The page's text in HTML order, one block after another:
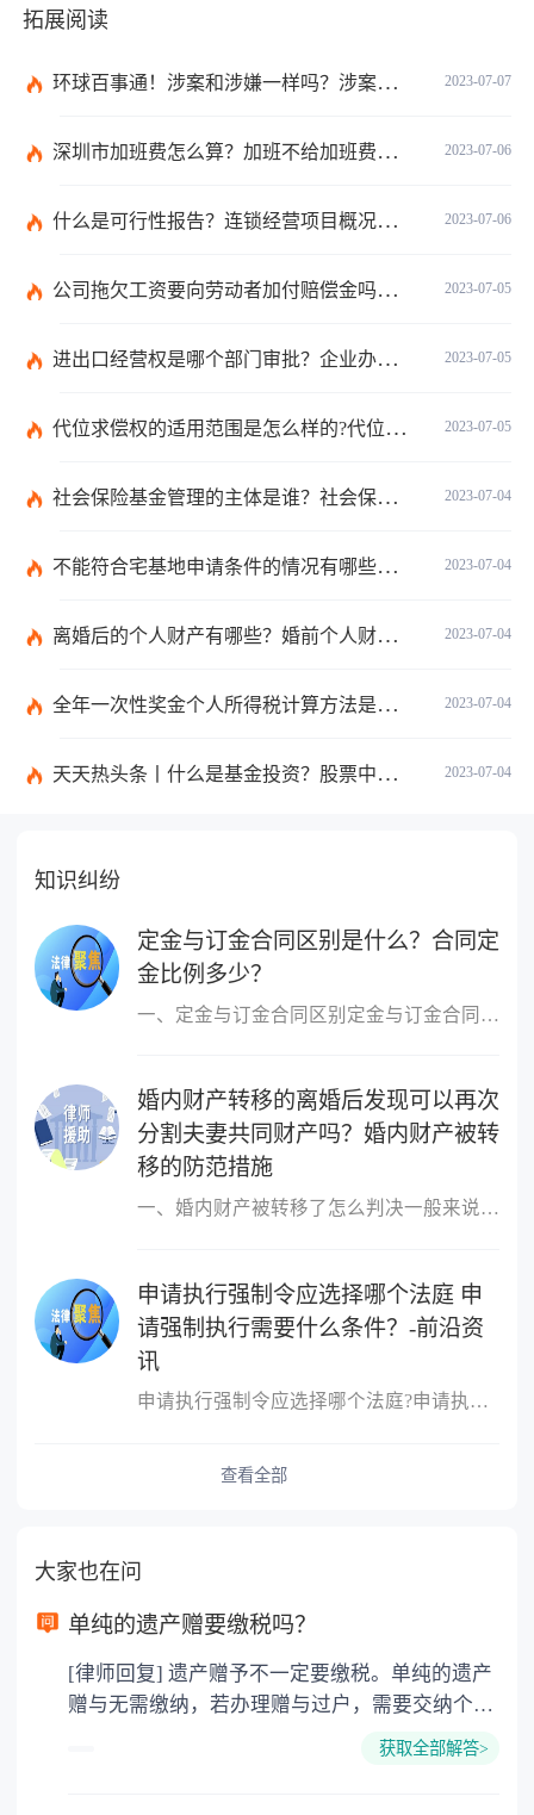
拓展阅读
2023-07-07
环球百事通！涉案和涉嫌一样吗？涉案金额多少可以立案？
2023-07-06
深圳市加班费怎么算？加班不给加班费应该怎么办？
2023-07-06
什么是可行性报告？连锁经营项目概况都有哪些内容？ 环球观察
2023-07-05
公司拖欠工资要向劳动者加付赔偿金吗？拖欠工资仲裁时效期间是如何规定的？
2023-07-05
进出口经营权是哪个部门审批？企业办理进出口权的流程是怎么样的？ 世界速讯
2023-07-05
代位求偿权的适用范围是怎么样的?代位求偿权的行使条件是什么？-独家
2023-07-04
社会保险基金管理的主体是谁？社会保险基金投资运营的管理有几方面？
2023-07-04
不能符合宅基地申请条件的情况有哪些？申请宅基地需要哪些材料？
2023-07-04
离婚后的个人财产有哪些？婚前个人财产要怎么证明？
2023-07-04
全年一次性奖金个人所得税计算方法是什么？个税专项附加扣除如何界定？
2023-07-04
天天热头条丨什么是基金投资？股票中的价值投资是什么意思？
知识纠纷
定金与订金合同区别是什么？合同定
金比例多少？
一、定金与订金合同区别定金与订金合同区别如下：1 二者产生的基础
婚内财产转移的离婚后发现可以再次
分割夫妻共同财产吗？婚内财产被转
移的防范措施
一、婚内财产被转移了怎么判决一般来说，所说的离婚前的财产转移主
申请执行强制令应选择哪个法庭 申
请强制执行需要什么条件？-前沿资
讯
申请执行强制令应选择哪个法庭?申请执行强制令应选择如下法庭：向第
查看全部
大家也在问
单纯的遗产赠要缴税吗？
[律师回复] 遗产赠予不一定要缴税。单纯的遗产
赠与无需缴纳，若办理赠与过户，需要交纳个人
所得税、契税和公证费。赠与过户是没有增值税
获取全部解答>